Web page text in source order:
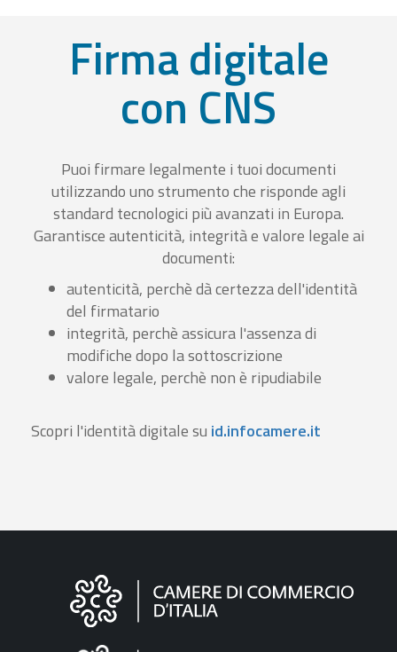
Firma digitale
con CNS
Puoi firmare legalmente i tuoi documenti
utilizzando uno strumento che risponde agli
standard tecnologici più avanzati in Europa.
Garantisce autenticità, integrità e valore legale ai
documenti:
autenticità, perchè dà certezza dell'identità
del firmatario
integrità, perchè assicura l'assenza di
modifiche dopo la sottoscrizione
valore legale, perchè non è ripudiabile
Scopri l'identità digitale su id.infocamere.it
Informazioni